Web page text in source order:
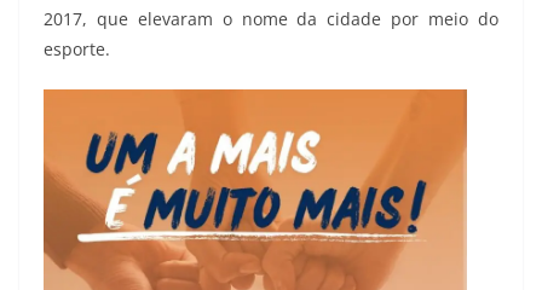
2017, que elevaram o nome da cidade por meio do
esporte.